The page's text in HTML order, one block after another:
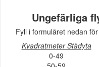
Ungefärliga
Fyll i formuläret nedan
Kvadratmeter Städyta
0-49